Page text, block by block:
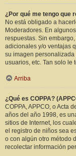
¿Por qué me tengo que
No está obligado a
Moderadores. En
respuestas. Sin
adicionales y/o ventajas
su imagen
usuarios, etc. Tan solo le
Arriba
¿Qué es COPPA?
COPPA, APPCO, o Acta
años del año 1998, es
sitios de Internet, los
el registro de niños sea
o con algún otro método
recolectar información